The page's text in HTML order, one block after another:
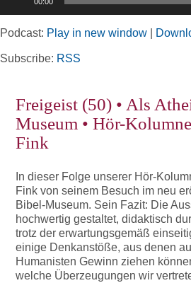
Rubriken
Kortizes Website
Podcast: Play in new window
Subscribe: RSS
Freigeist (50) • Als
Museum • Hör-
Fink
In dieser Folge unserer Hör-
Fink von seinem Besuch im neu
Bibel-Museum. Sein Fazit: Die
hochwertig gestaltet, didaktisch
trotz der erwartungsgemäß
einige Denkanstöße, aus denen
Humanisten Gewinn ziehen
welche Überzeugungen wir